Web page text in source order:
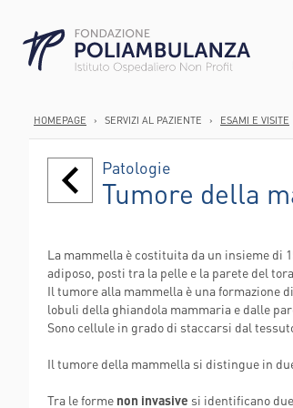
HOMEPAGE › SERVIZI AL PAZIENTE › ESAMI E VISITE
Patologie
Tumore della
La mammella è costituita da un insieme di
adiposo, posti tra la pelle e la parete del
Il tumore alla mammella è una formazione
lobuli della ghiandola mammaria e dalle
Sono cellule in grado di staccarsi dal
Il tumore della mammella si distingue in
Tra le forme non invasive si identificano